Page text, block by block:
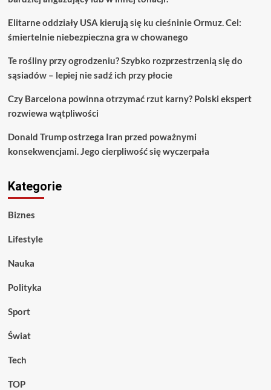
Elitarne oddziały USA kierują się ku cieśninie Ormuz. Cel:
śmiertelnie niebezpieczna gra w chowanego
Te rośliny przy ogrodzeniu? Szybko rozprzestrzenią się do
sąsiadów – lepiej nie sadź ich przy płocie
Czy Barcelona powinna otrzymać rzut karny? Polski ekspert
rozwiewa wątpliwości
Donald Trump ostrzega Iran przed poważnymi
konsekwencjami. Jego cierpliwość się wyczerpała
Kategorie
Biznes
Lifestyle
Nauka
Polityka
Sport
Świat
Tech
TOP